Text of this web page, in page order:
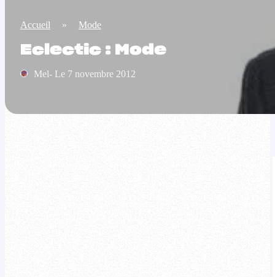
Accueil » Mode
Eclectic : Mode
Mel- Le 7 novembre 2012